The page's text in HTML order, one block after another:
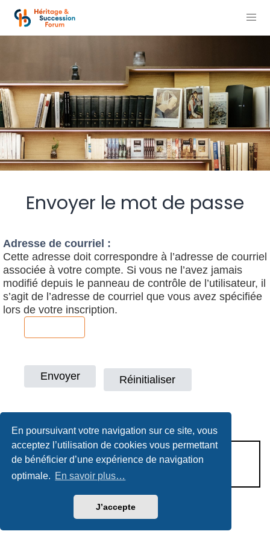
En poursuivant votre navigation sur ce site, vous
acceptez l’utilisation de cookies vous permettant
de bénéficier d’une expérience de navigation
optimale. En savoir plus…
J’accepte
Envoyer le mot de passe
Adresse de courriel :
Cette adresse doit correspondre à l’adresse de courriel
associée à votre compte. Si vous ne l’avez jamais
modifié depuis le panneau de contrôle de l’utilisateur, il
s’agit de l’adresse de courriel que vous avez spécifiée
lors de votre inscription.
CONDITIONS D’UTILISATION
POLITIQUE DE VIE PRIVÉE
Héritage & Succession